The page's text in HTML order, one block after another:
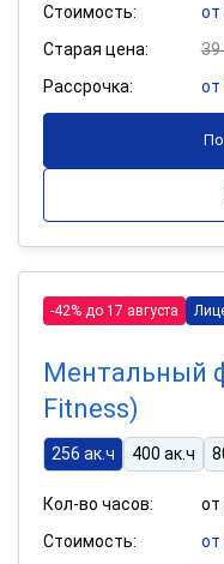
Стоимость:
от
Старая цена:
39
Рассрочка:
от
-42% до 17 августа
Ментальный
Fitness)
256 ак.ч 400 ак.ч
Кол-во часов:
от
Стоимость:
от